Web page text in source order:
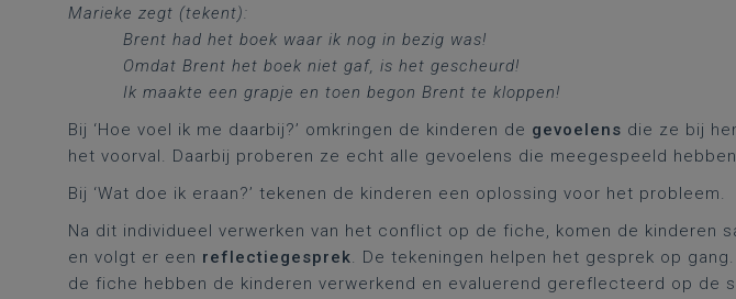
Marieke zegt (tekent):
Brent had het boek waar ik nog in bezig was!
Omdat Brent het boek niet gaf, is het gescheurd!
Ik maakte een grapje en toen begon Brent te kloppen!
Bij ‘Hoe voel ik me daarbij?’ omkringen de kinderen de gevoelens die ze bij
het voorval. Daarbij proberen ze echt alle gevoelens die meegespeeld
Bij ‘Wat doe ik eraan?’ tekenen de kinderen een oplossing voor het probleem.
Na dit individueel verwerken van het conflict op de fiche, komen de kinderen
en volgt er een reflectiegesprek. De tekeningen helpen het gesprek op
de fiche hebben de kinderen verwerkend en evaluerend gereflecteerd op de